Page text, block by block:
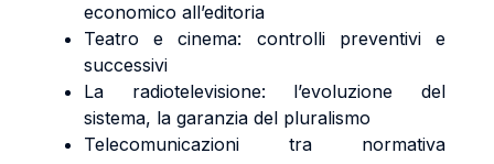
economico all’editoria
Teatro e cinema: controlli preventivi e
successivi
La radiotelevisione: l’evoluzione del
sistema, la garanzia del pluralismo
Telecomunicazioni tra normativa